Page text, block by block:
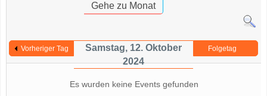
Gehe zu Monat
Vorheriger Tag
Samstag, 12. Oktober
2024
Folgetag
Es wurden keine Events gefunden